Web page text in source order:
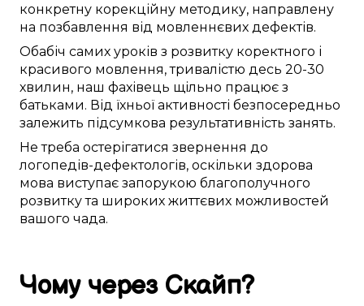
конкретну корекційну методику, направлену
на позбавлення від мовленнєвих дефектів.
Обабіч самих уроків з розвитку коректного і
красивого мовлення,тривалістю десь 20-30
хвилин, наш фахівець щільно працює з
батьками. Від їхньої активності безпосередньо
залежить підсумкова результативність занять.
Нетреба остерігатися звернення до
логопедів-дефектологів, оскільки здорова
мова виступає запорукою благополучного
розвитку та широких життєвих можливостей
вашого чада.
Чому через Скайп?